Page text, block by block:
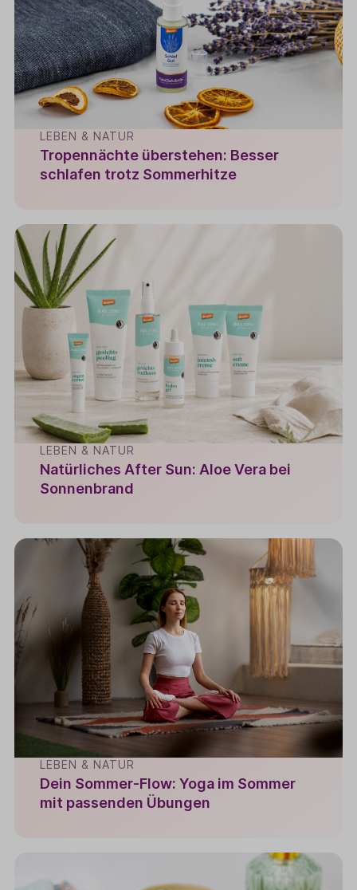
LEBEN & NATUR
Tropennächte überstehen: Besser
schlafen trotz Sommerhitze
LEBEN & NATUR
Natürliches After Sun: Aloe Vera bei
Sonnenbrand
LEBEN & NATUR
Dein Sommer-Flow: Yoga im Sommer
mit passenden Übungen